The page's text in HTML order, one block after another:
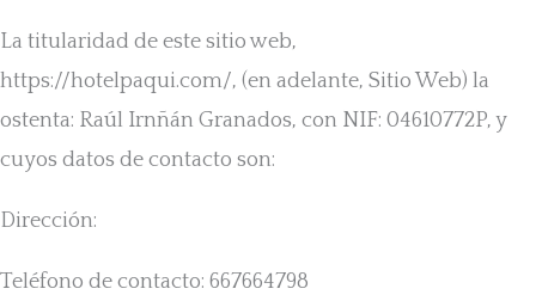
La titularidad de este sitio web,
https://hotelpaqui.com/, (en adelante, Sitio Web) la
ostenta: Raúl Irnñán Granados, con NIF: 04610772P, y
cuyos datos de contacto son:
Dirección:
Teléfono de contacto: 667664798